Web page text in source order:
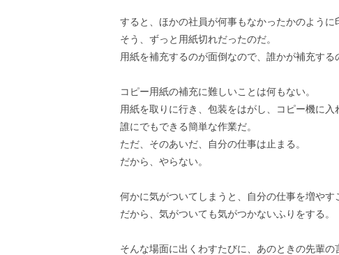
すると、ほかの社員が何事もなかったかのように
そう、ずっと用紙切れだったのだ。
用紙を補充するのが面倒なので、誰かが補充する
コピー用紙の補充に難しいことは何もない。
用紙を取りに行き、包装をはがし、コピー機に入
誰にでもできる簡単な作業だ。
ただ、そのあいだ、自分の仕事は止まる。
だから、やらない。
何かに気がついてしまうと、自分の仕事を増やす
だから、気がついても気がつかないふりをする。
そんな場面に出くわすたびに、あのときの先輩の